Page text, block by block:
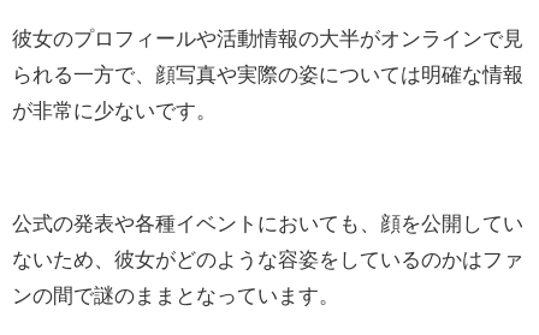
彼女のプロフィールや活動情報の大半がオンラインで見
られる一方で、顔写真や実際の姿については明確な情報
が非常に少ないです。
公式の発表や各種イベントにおいても、顔を公開してい
ないため、彼女がどのような容姿をしているのかはファ
ンの間で謎のままとなっています。